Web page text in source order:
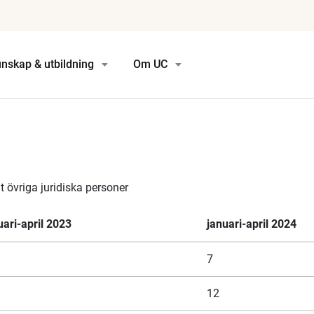
& utbildning Om UC
övriga juridiska personer
april 2023 januari-april 2024
7
12